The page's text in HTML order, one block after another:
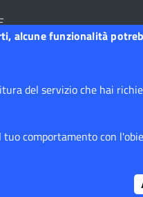
alcune funzionalità
del servizio che hai
comportamento con